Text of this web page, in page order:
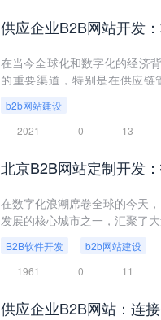
供应企业B2B网站开发
在当今全球化和数字化的经济
的重要渠道，特别是在供应
成本，还能显著增强市场竞争
以及成功案例等多个维度，深
b2b网站建设
2021
0 13
北京B2B网站定制开发
在数字化浪潮席卷全球的今天
发展的核心城市之一，汇聚了
B2B软件开发
b2b网站建设
1961
0 11
供应企业B2B网站：连